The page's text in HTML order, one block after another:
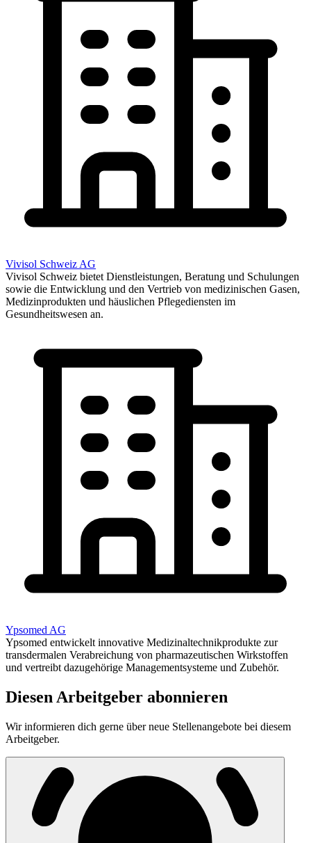
Vivisol Schweiz AG
Vivisol Schweiz bietet Dienstleistungen, Beratung und Schulungen
sowie die Entwicklung und den Vertrieb von medizinischen Gasen,
Medizinprodukten und häuslichen Pflegediensten im
Gesundheitswesen an.
Ypsomed AG
Ypsomed entwickelt innovative Medizinaltechnikprodukte zur
transdermalen Verabreichung von pharmazeutischen Wirkstoffen
und vertreibt dazugehörige Managementsysteme und Zubehör.
Diesen Arbeitgeber abonnieren
Wir informieren dich gerne über neue Stellenangebote bei diesem
Arbeitgeber.